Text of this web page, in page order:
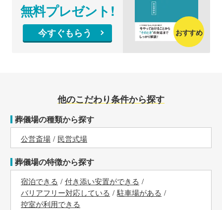
無料プレゼント!
今すぐもらう おすすめ
他のこだわり条件から探す
葬儀場の種類から探す
公営斎場 民営式場
葬儀場の特徴から探す
宿泊できる
付き添い安置ができる
バリアフリー対応している
駐車場がある
控室が利用できる